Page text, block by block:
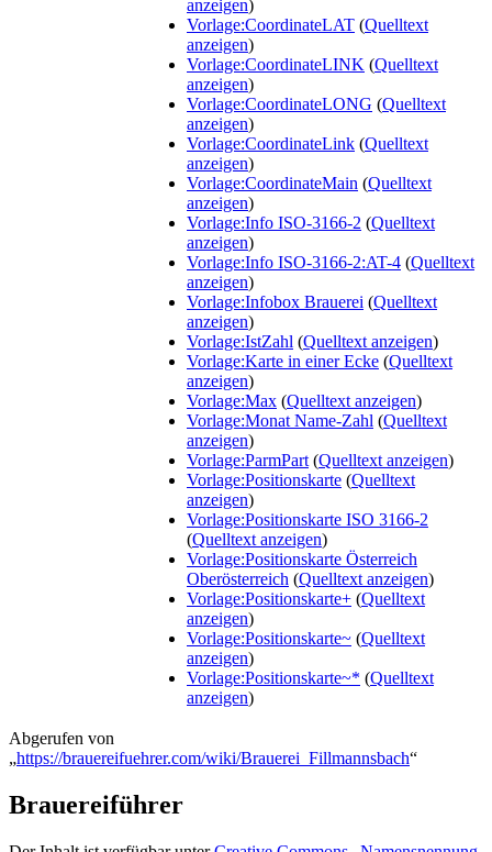
anzeigen)
Vorlage:CoordinateLAT (Quelltext
anzeigen)
Vorlage:CoordinateLINK (Quelltext
anzeigen)
Vorlage:CoordinateLONG (Quelltext
anzeigen)
Vorlage:CoordinateLink (Quelltext
anzeigen)
Vorlage:CoordinateMain (Quelltext
anzeigen)
Vorlage:Info ISO-3166-2 (Quelltext
anzeigen)
Vorlage:Info ISO-3166-2:AT-4 (Quelltext
anzeigen)
Vorlage:Infobox Brauerei (Quelltext
anzeigen)
Vorlage:IstZahl (Quelltext anzeigen)
Vorlage:Karte in einer Ecke (Quelltext
anzeigen)
Vorlage:Max (Quelltext anzeigen)
Vorlage:Monat Name-Zahl (Quelltext
anzeigen)
Vorlage:ParmPart (Quelltext anzeigen)
Vorlage:Positionskarte (Quelltext
anzeigen)
Vorlage:Positionskarte ISO 3166-2
(Quelltext anzeigen)
Vorlage:Positionskarte Österreich
Oberösterreich (Quelltext anzeigen)
Vorlage:Positionskarte+ (Quelltext
anzeigen)
Vorlage:Positionskarte~ (Quelltext
anzeigen)
Vorlage:Positionskarte~* (Quelltext
anzeigen)
Abgerufen von
„https://brauereifuehrer.com/wiki/Brauerei_Fillmannsbach“
Brauereiführer